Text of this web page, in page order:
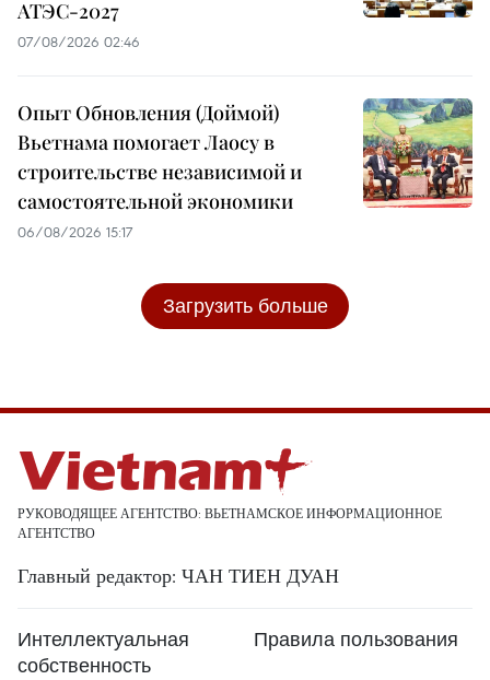
АТЭС-2027
07/08/2026 02:46
Опыт Обновления (Доймой)
Вьетнама помогает Лаосу в
строительстве независимой и
самостоятельной экономики
06/08/2026 15:17
Загрузить больше
РУКОВОДЯЩЕЕ АГЕНТСТВО: ВЬЕТНАМСКОЕ ИНФОРМАЦИОННОЕ
АГЕНТСТВО
Главный редактор: ЧАН ТИЕН ДУАН
Интеллектуальная
собственность
Правила пользования